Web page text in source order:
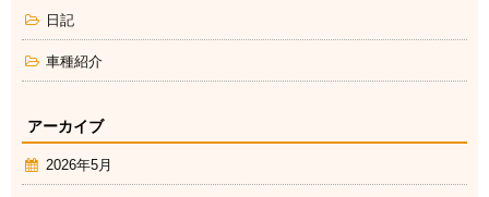
日記
車種紹介
アーカイブ
2026年5月